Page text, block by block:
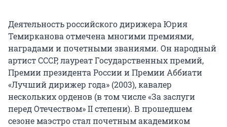
Деятельность российского дирижера Юрия
Темирканова отмечена многими премиями,
наградами и почетными званиями. Он народный
артист СССР, лауреат Государственных премий,
Премии президента России и Премии Аббиати
«Лучший дирижер года» (2003), кавалер
нескольких орденов (в том числе «За заслуги
перед Отечеством» II степени). В прошедшем
сезоне маэстро стал почетным академиком